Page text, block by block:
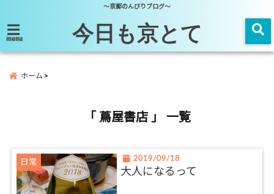
～京都のんびりブログ～
menu 今日も京とて
ホーム
「 蔦屋書店 」 一覧
日常 2019/09/18
大人になるって